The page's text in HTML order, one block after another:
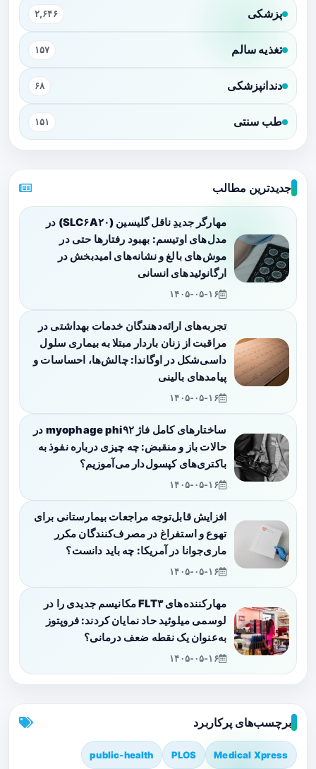
پزشکی ۲,۶۴۶
تغذیه سالم ۱۵۷
دندانپزشکی ۶۸
طب سنتی ۱۵۱
جدیدترین مطالب
مهارگر جدیدِ ناقل گلیسین (SLC۶A۲۰) در
مدل‌های اوتیسم: بهبود رفتارها حتی در
موش‌های بالغ و نشانه‌های امیدبخش در
ارگانوئیدهای انسانی
۱۴۰۵-۰۵-۱۶
تجربه‌های ارائه‌دهندگان خدمات بهداشتی در
مراقبت از زنان باردار مبتلا به بیماری سلول
داسی‌شکل در اوگاندا: چالش‌ها، احساسات و
پیامدهای بالینی
۱۴۰۵-۰۵-۱۶
ساختارهای کامل فاژ myophage phi۹۲ در
حالات باز و منقبض: چه چیزی درباره نفوذ به
باکتری‌های کپسول‌دار می‌آموزیم؟
۱۴۰۵-۰۵-۱۶
افزایش قابل‌توجه مراجعات بیمارستانی برای
تهوع و استفراغ در مصرف‌کنندگان مکرر
ماری‌جوانا در آمریکا: چه باید دانست؟
۱۴۰۵-۰۵-۱۶
مهارکننده‌های FLT۳ مکانیسم جدیدی را در
لوسمی میلوئید حاد نمایان کردند: فروپتوز
به‌عنوان یک نقطه ضعف درمانی؟
۱۴۰۵-۰۵-۱۶
برچسب‌های پرکاربرد
Medical Xpress
PLOS
public-health